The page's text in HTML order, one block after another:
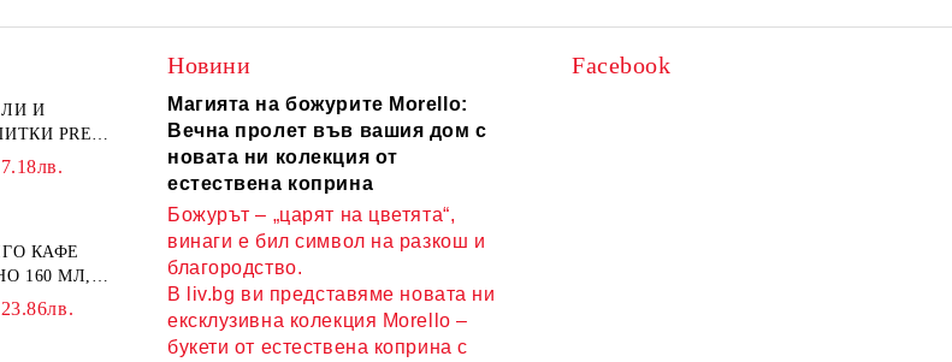
И
PRESS
СТЪКЛО
7.18лв.
КАФЕ
160 МЛ,
23.86лв.
Новини
Магията на божурите Morello:
Вечна пролет във вашия дом с
новата ни колекция от
естествена коприна
Божурът – „царят на цветята“,
винаги е бил символ на разкош и
благородство.
В liv.bg ви представяме новата ни
ексклузивна колекция Morello –
букети от естествена коприна с
Facebook